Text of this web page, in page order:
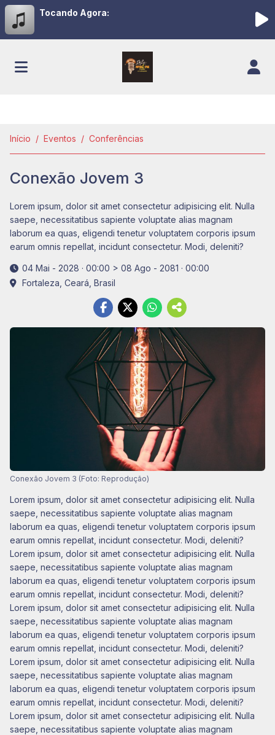
Tocando Agora:
Início Eventos Conferências
Conexão Jovem 3
Lorem ipsum, dolor sit amet consectetur adipisicing elit. Nulla
saepe, necessitatibus sapiente voluptate alias magnam
laborum ea quas, eligendi tenetur voluptatem corporis ipsum
earum omnis repellat, incidunt consectetur. Modi, deleniti?
04 Mai - 2028 · 00:00 > 08 Ago - 2081 · 00:00
Fortaleza, Ceará, Brasil
Conexão Jovem 3 (Foto: Reprodução)
Lorem ipsum, dolor sit amet consectetur adipisicing elit. Nulla
saepe, necessitatibus sapiente voluptate alias magnam
laborum ea quas, eligendi tenetur voluptatem corporis ipsum
earum omnis repellat, incidunt consectetur. Modi, deleniti?
Lorem ipsum, dolor sit amet consectetur adipisicing elit. Nulla
saepe, necessitatibus sapiente voluptate alias magnam
laborum ea quas, eligendi tenetur voluptatem corporis ipsum
earum omnis repellat, incidunt consectetur. Modi, deleniti?
Lorem ipsum, dolor sit amet consectetur adipisicing elit. Nulla
saepe, necessitatibus sapiente voluptate alias magnam
laborum ea quas, eligendi tenetur voluptatem corporis ipsum
earum omnis repellat, incidunt consectetur. Modi, deleniti?
Lorem ipsum, dolor sit amet consectetur adipisicing elit. Nulla
saepe, necessitatibus sapiente voluptate alias magnam
laborum ea quas, eligendi tenetur voluptatem corporis ipsum
earum omnis repellat, incidunt consectetur. Modi, deleniti?
Lorem ipsum, dolor sit amet consectetur adipisicing elit. Nulla
saepe, necessitatibus sapiente voluptate alias magnam